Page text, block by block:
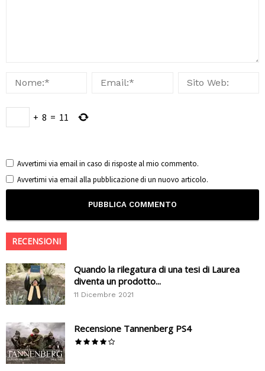
+ 8 = 11
Avvertimi via email in caso di risposte al mio commento.
Avvertimi via email alla pubblicazione di un nuovo articolo.
RECENSIONI
Quando la rilegatura di una tesi di Laurea
diventa un prodotto...
11 Dicembre 2021
Recensione Tannenberg PS4